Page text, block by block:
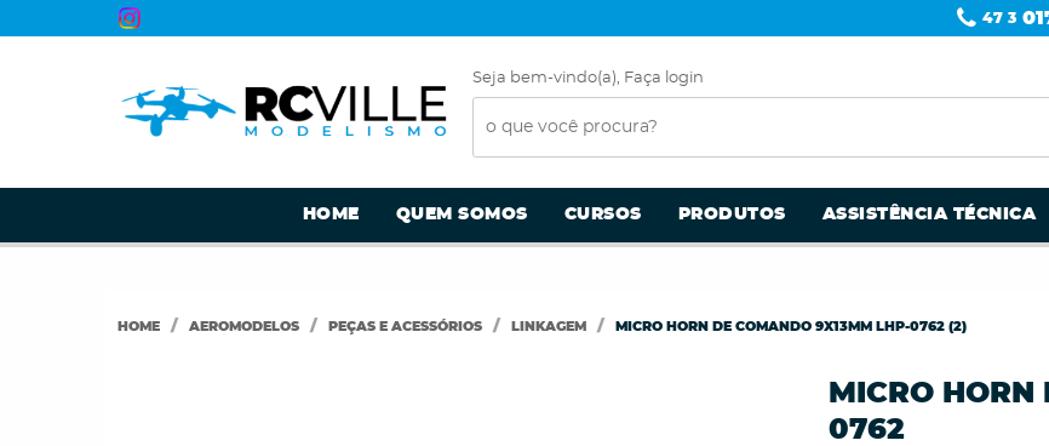
47 3
Seja bem-vindo(a), Faça login
HOME QUEM SOMOS CURSOS PRODUTOS ASSISTÊNCIA TÉCNICA
HOME AEROMODELOS PEÇAS E ACESSÓRIOS LINKAGEM MICRO HORN DE COMANDO 9X13MM LHP-0762 (2)
MICRO
0762